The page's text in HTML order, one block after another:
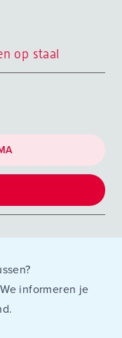
op staal
informeren je